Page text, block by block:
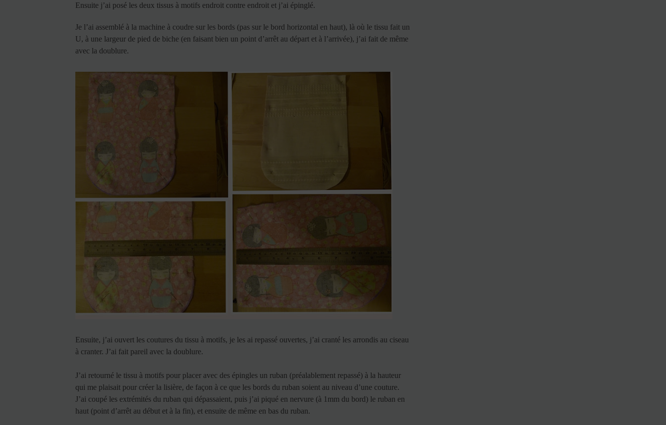
Ensuite j’ai posé les deux tissus à motifs endroit contre endroit et j’ai épinglé.
Je l’ai assemblé à la machine à coudre sur les bords (pas sur le bord horizontal en haut), là où le tissu fait un
U, à une largeur de pied de biche (en faisant bien un point d’arrêt au départ et à l’arrivée), j’ai fait de même
avec la doublure.
Ensuite, j’ai ouvert les coutures du tissu à motifs, je les ai repassé ouvertes, j’ai cranté les arrondis au ciseau
à cranter. J’ai fait pareil avec la doublure.
J’ai retourné le tissu à motifs pour placer avec des épingles un ruban (préalablement repassé) à la hauteur
qui me plaisait pour créer la lisière, de façon à ce que les bords du ruban soient au niveau d’une couture.
J’ai coupé les extrémités du ruban qui dépassaient, puis j’ai piqué en nervure (à 1mm du bord) le ruban en
haut (point d’arrêt au début et à la fin), et ensuite de même en bas du ruban.